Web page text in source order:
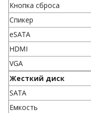
Кнопка сброса
Спикер
eSATA
HDMI
VGA
Жесткий диск
SATA
Емкость